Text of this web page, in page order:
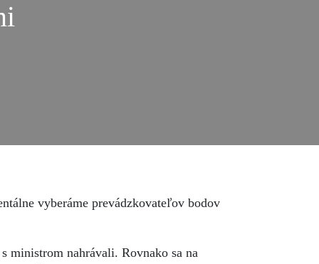
vyberáme prevádzkovateľov bodov
ministrom nahrávali. Rovnako sa na